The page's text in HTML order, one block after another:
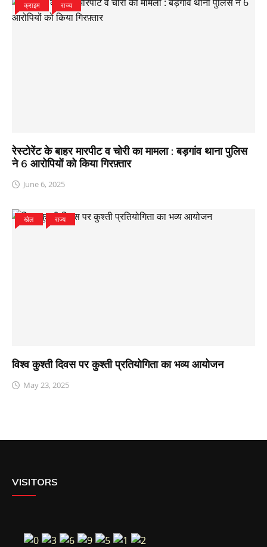
क्राइम राज्य
रेस्टोरेंट के बाहर मारपीट व चोरी का मामला : बड़गांव थाना पुलिस
ने 6 आरोपियों को किया गिरफ़्तार
June 6, 2025
खेल राज्य
विश्व कुश्ती दिवस पर कुश्ती प्रतियोगिता का भव्य आयोजन
May 23, 2025
VISITORS